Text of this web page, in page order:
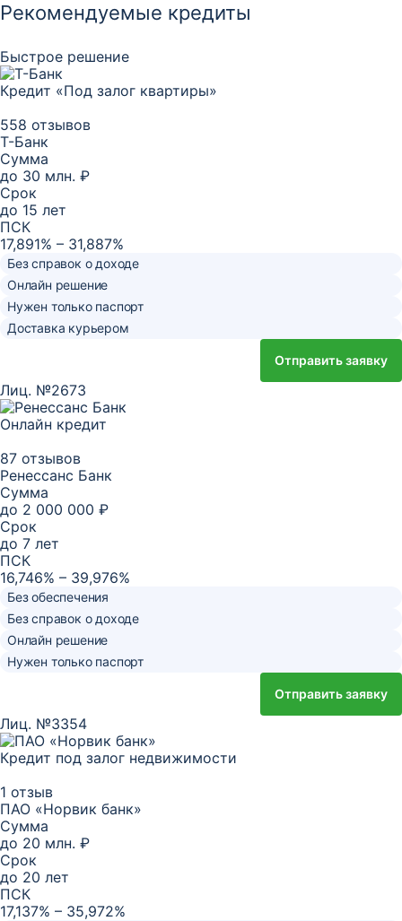
Рекомендуемые кредиты
Быстрое решение
Кредит «Под залог квартиры»
558 отзывов
Т-Банк
Сумма
до 30 млн. ₽
Срок
до 15 лет
ПСК
17,891% – 31,887%
Без справок о доходе
Онлайн решение
Нужен только паспорт
Доставка курьером
Отправить заявку
Лиц. №2673
Онлайн кредит
87 отзывов
Ренессанс Банк
Сумма
до 2 000 000 ₽
Срок
до 7 лет
ПСК
16,746% – 39,976%
Без обеспечения
Без справок о доходе
Онлайн решение
Нужен только паспорт
Отправить заявку
Лиц. №3354
Кредит под залог недвижимости
1 отзыв
ПАО «Норвик банк»
Сумма
до 20 млн. ₽
Срок
до 20 лет
ПСК
17,137% – 35,972%